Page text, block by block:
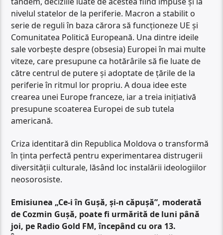
nivelul statelor de la periferie. Macron a stabilit o
serie de reguli în baza cărora să funcționeze UE și
Comunitatea Politică Europeană. Una dintre ideile
sale vorbește despre (obsesia) Europei în mai multe
viteze, care presupune ca hotărârile să fie luate de
către centrul de putere și adoptate de țările de la
periferie în ritmul lor propriu. A doua idee este
crearea unei Europe franceze, iar a treia inițiativă
presupune scoaterea Europei de sub tutela
americană.
Criza identitară din Republica Moldova o transformă
în ținta perfectă pentru experimentarea distrugerii
diversității culturale, lăsând loc instalării ideologiilor
neosorosiste.
Emisiunea „Ce-i în Gușă, și-n căpușă”, moderată
de Cozmin Gușă, poate fi urmărită de luni până
joi, pe Radio Gold FM, începând cu ora 13.